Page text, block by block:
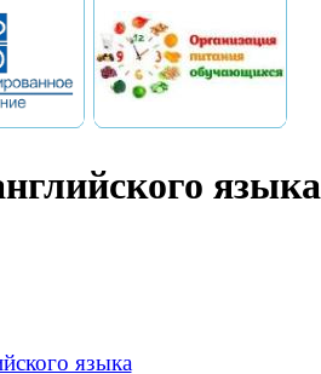
языка
языка